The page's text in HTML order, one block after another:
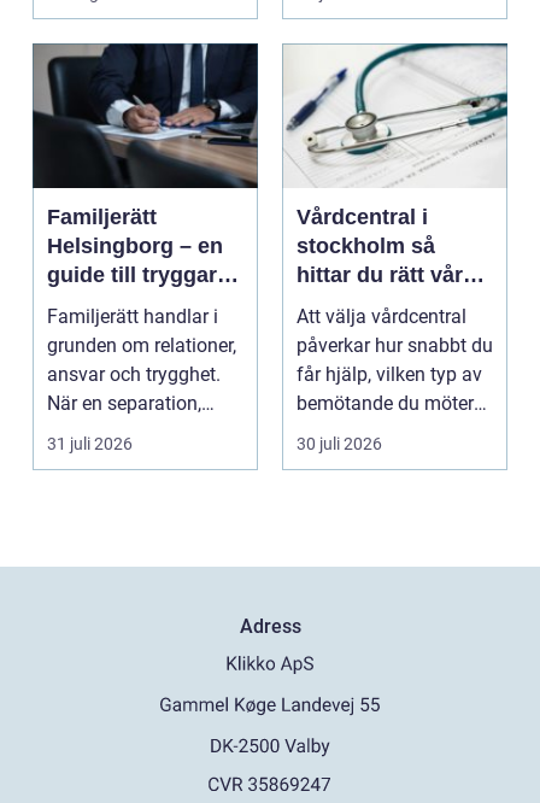
Familjerätt
Helsingborg – en
guide till tryggare
beslut för familjen
Familjerätt handlar i
grunden om relationer,
ansvar och trygghet.
När en separation,
v&ari...
31 juli 2026
Vårdcentral i
stockholm så
hittar du rätt vård i
vardagen
Att välja vårdcentral
påverkar hur snabbt du
får hjälp, vilken typ av
bemötande du möter
och hur try...
30 juli 2026
Adress